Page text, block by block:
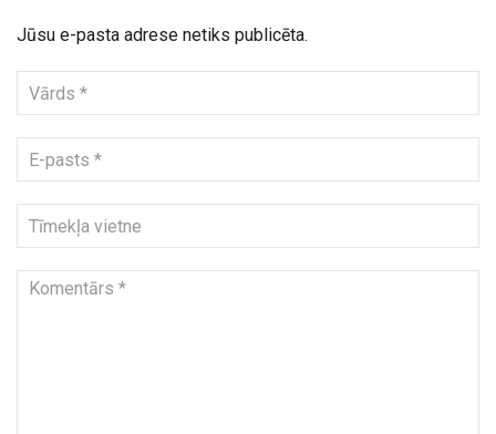
Jūsu e-pasta adrese netiks publicēta.